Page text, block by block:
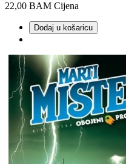
22,00 BAM Cijena
Dodaj u košaricu